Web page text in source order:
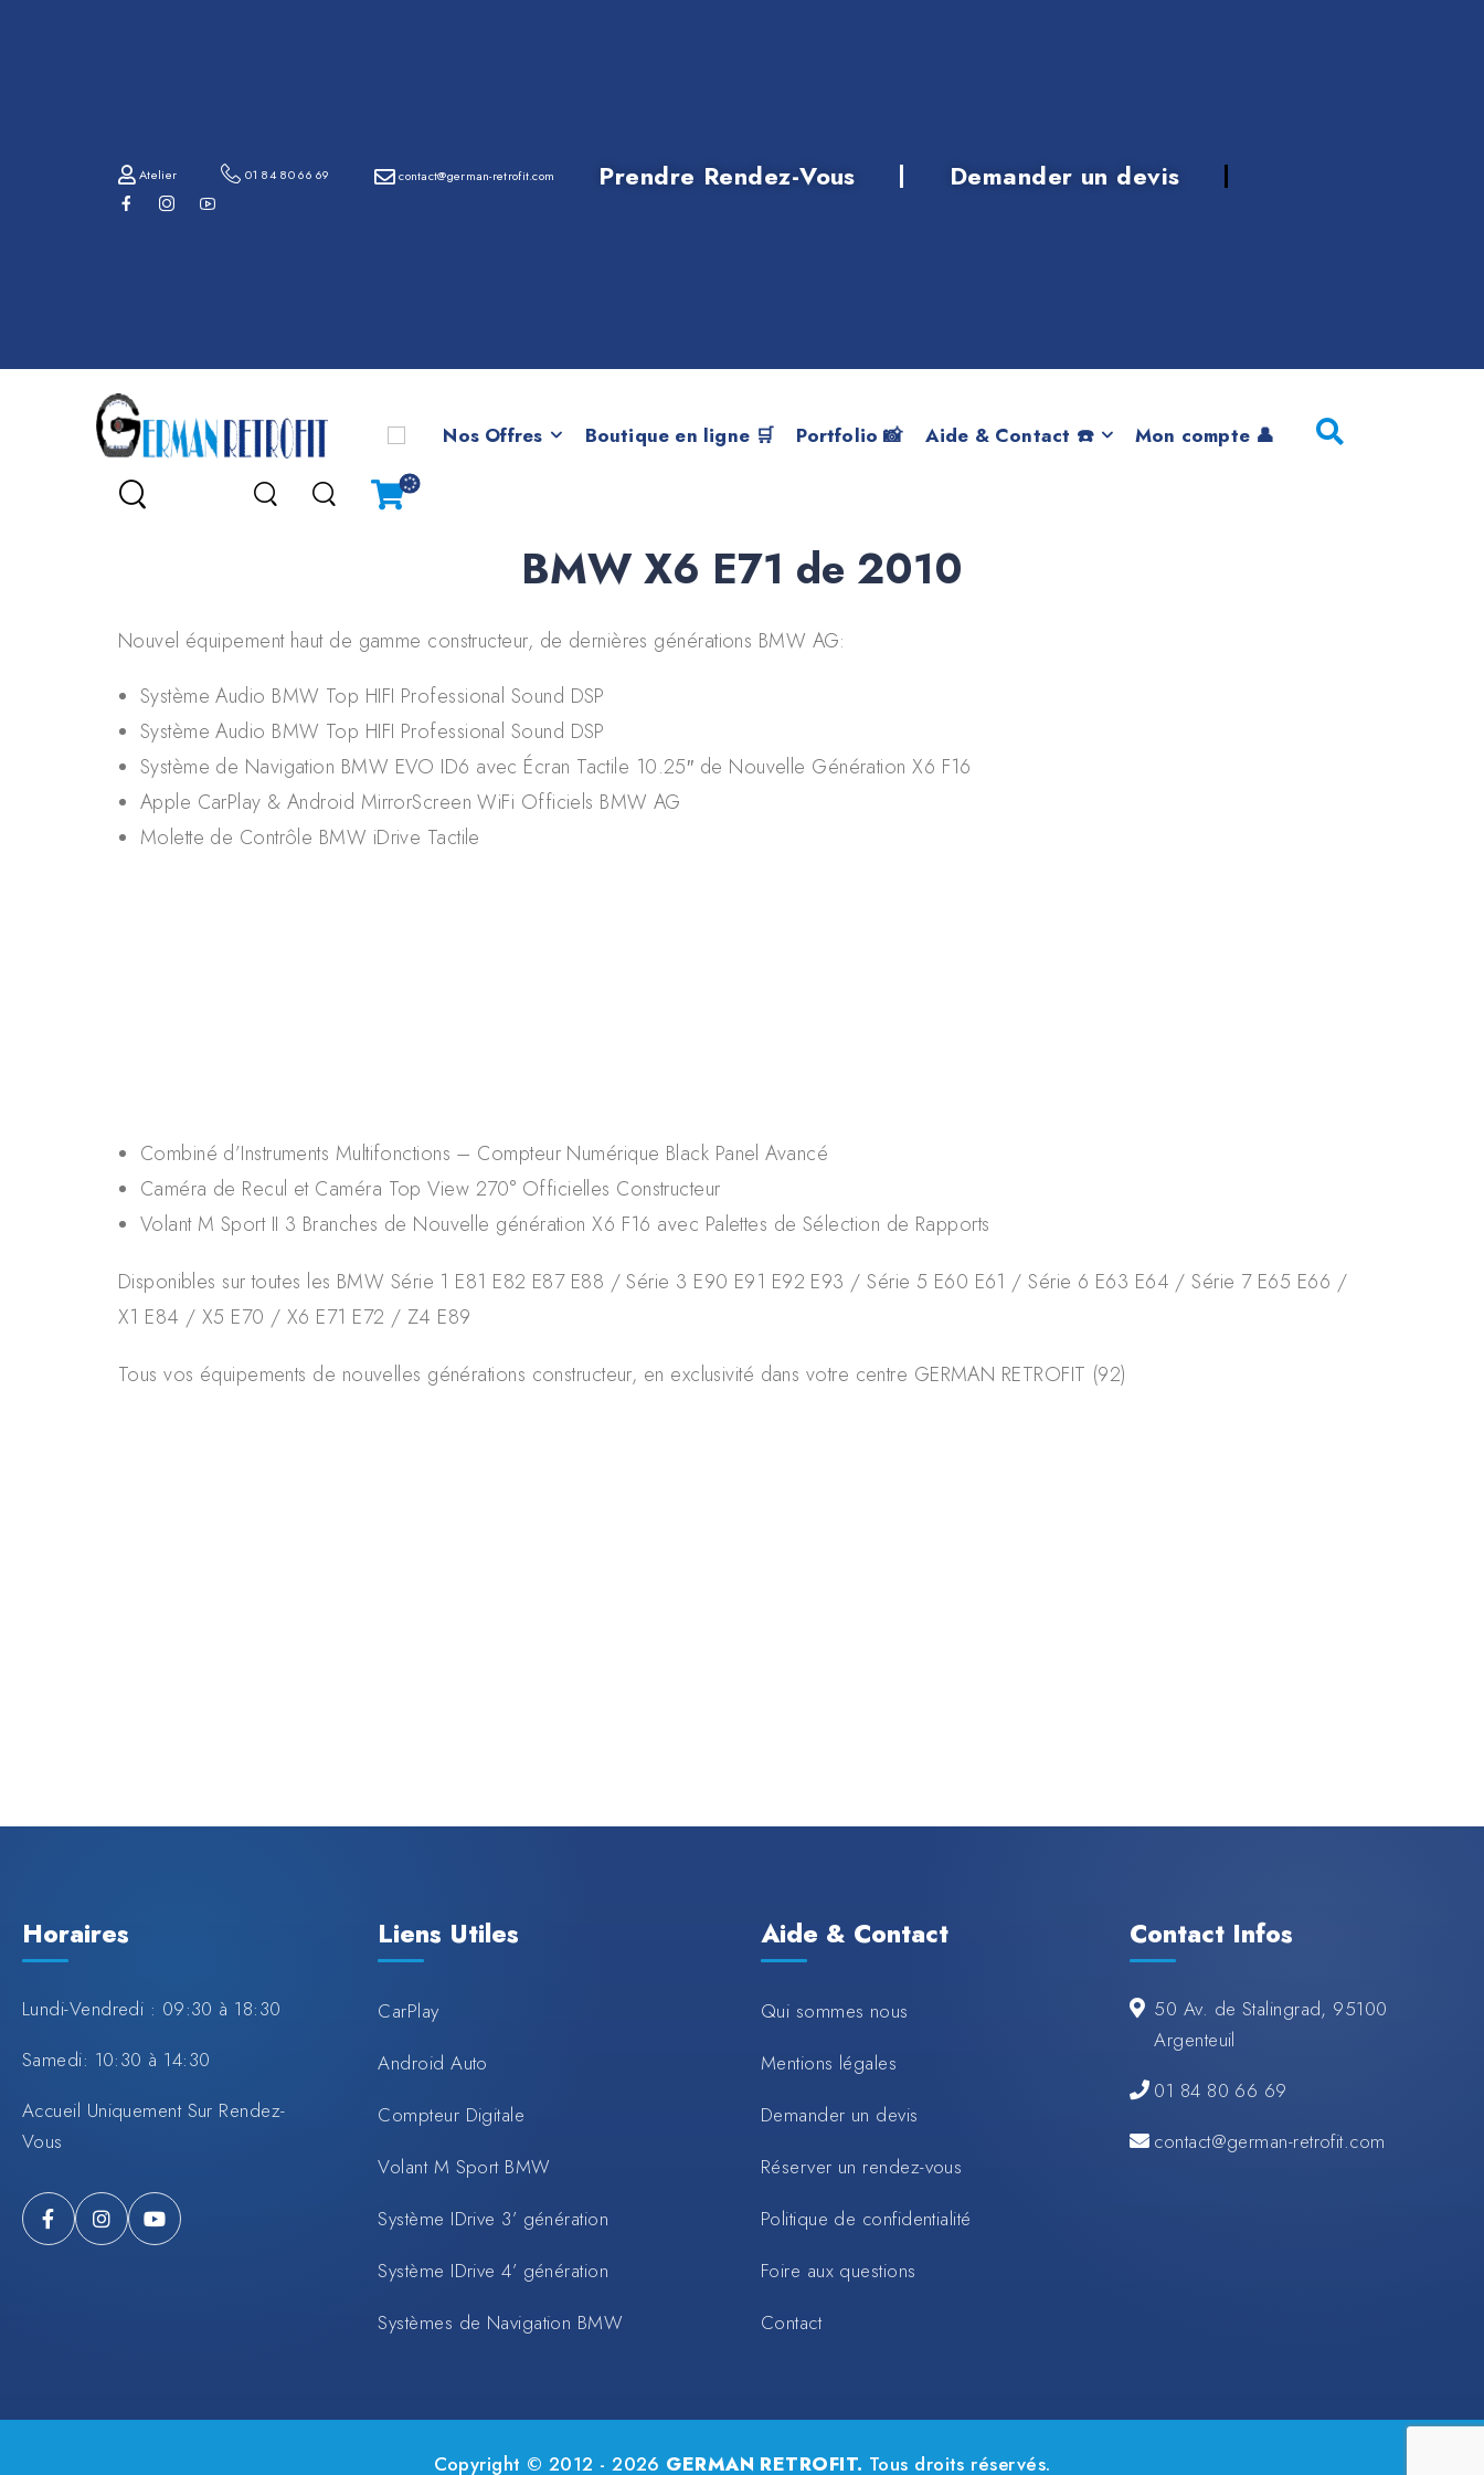
Atelier 01 84 80 66 69 contact@german-retrofit.com Prendre Rendez-Vous Demander un devis
Nos Offres Boutique en ligne 🛒 Portfolio 📸 Aide & Contact ☎️ Mon compte 👤
BMW X6 E71 de 2010
Nouvel équipement haut de gamme constructeur, de dernières générations BMW AG:
Système Audio BMW Top HIFI Professional Sound DSP
Système Audio BMW Top HIFI Professional Sound DSP
Système de Navigation BMW EVO ID6 avec Écran Tactile 10.25″ de Nouvelle Génération X6 F16
Apple CarPlay & Android MirrorScreen WiFi Officiels BMW AG
Molette de Contrôle BMW iDrive Tactile
Combiné d’Instruments Multifonctions – Compteur Numérique Black Panel Avancé
Caméra de Recul et Caméra Top View 270° Officielles Constructeur
Volant M Sport II 3 Branches de Nouvelle génération X6 F16 avec Palettes de Sélection de Rapports
Disponibles sur toutes les BMW Série 1 E81 E82 E87 E88 / Série 3 E90 E91 E92 E93 / Série 5 E60 E61 / Série 6 E63 E64 / Série 7 E65 E66 /
X1 E84 / X5 E70 / X6 E71 E72 / Z4 E89
Tous vos équipements de nouvelles générations constructeur, en exclusivité dans votre centre GERMAN RETROFIT (92)
Horaires
Lundi-Vendredi : 09:30 à 18:30
Samedi: 10:30 à 14:30
Accueil Uniquement Sur Rendez-
Vous
Liens Utiles
CarPlay
Android Auto
Compteur Digitale
Volant M Sport BMW
Système IDrive 3’ génération
Système IDrive 4’ génération
Systèmes de Navigation BMW
Aide & Contact
Qui sommes nous
Mentions légales
Demander un devis
Réserver un rendez-vous
Politique de confidentialité
Foire aux questions
Contact
Contact Infos
50 Av. de Stalingrad, 95100
Argenteuil
01 84 80 66 69
contact@german-retrofit.com
Copyright © 2012 - 2026 GERMAN RETROFIT. Tous droits réservés.